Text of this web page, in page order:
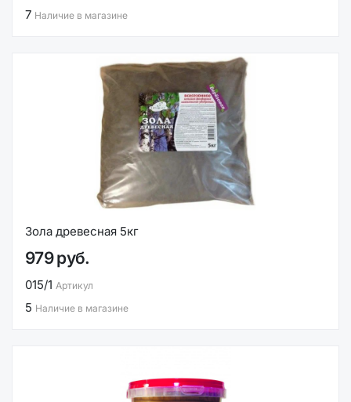
7 Наличие в магазине
Зола древесная 5кг
979 руб.
015/1 Артикул
5 Наличие в магазине